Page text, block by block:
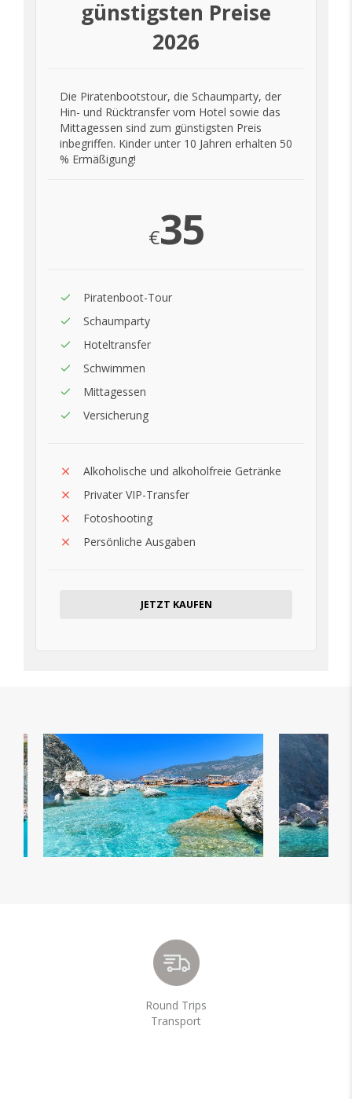
günstigsten Preise
2026
Die Piratenbootstour, die Schaumparty, der
Hin- und Rücktransfer vom Hotel sowie das
Mittagessen sind zum günstigsten Preis
inbegriffen. Kinder unter 10 Jahren erhalten 50
% Ermäßigung!
€35
Piratenboot-Tour
Schaumparty
Hoteltransfer
Schwimmen
Mittagessen
Versicherung
Alkoholische und alkoholfreie Getränke
Privater VIP-Transfer
Fotoshooting
Persönliche Ausgaben
JETZT KAUFEN
Round Trips
Transport